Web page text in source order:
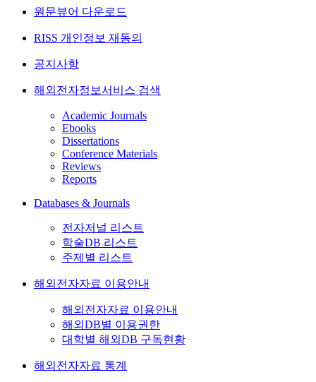
원문뷰어 다운로드
RISS 개인정보 재동의
공지사항
해외전자정보서비스 검색
Academic Journals
Ebooks
Dissertations
Conference Materials
Reviews
Reports
Databases & Journals
전자저널 리스트
학술DB 리스트
주제별 리스트
해외전자자료 이용안내
해외전자자료 이용안내
해외DB별 이용권한
대학별 해외DB 구독현황
해외전자자료 통계